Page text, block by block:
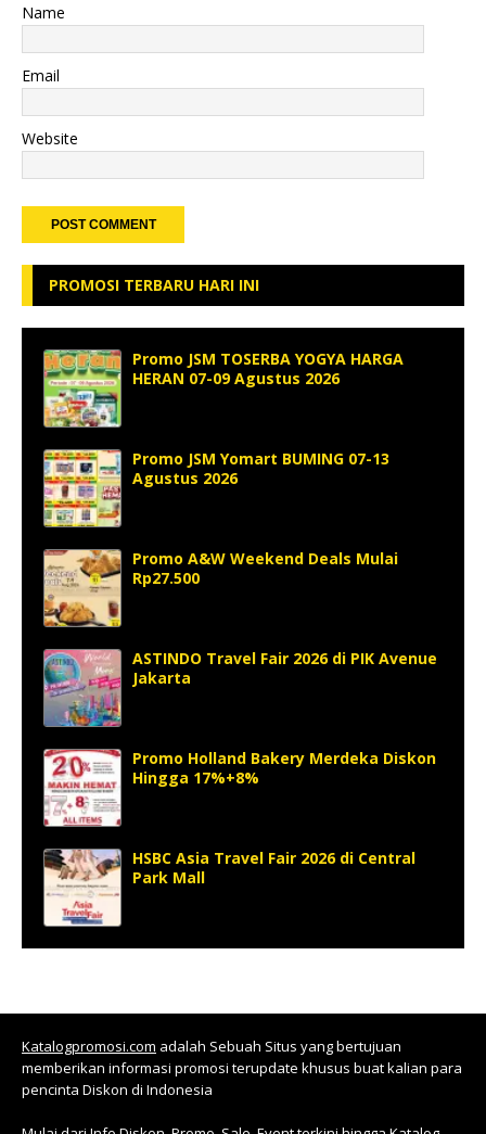
Name
Email
Website
PROMOSI TERBARU HARI INI
Promo JSM TOSERBA YOGYA HARGA
HERAN 07-09 Agustus 2026
Promo JSM Yomart BUMING 07-13
Agustus 2026
Promo A&W Weekend Deals Mulai
Rp27.500
ASTINDO Travel Fair 2026 di PIK Avenue
Jakarta
Promo Holland Bakery Merdeka Diskon
Hingga 17%+8%
HSBC Asia Travel Fair 2026 di Central
Park Mall
Katalogpromosi.com adalah Sebuah Situs yang bertujuan
memberikan informasi promosi terupdate khusus buat kalian para
pencinta Diskon di Indonesia